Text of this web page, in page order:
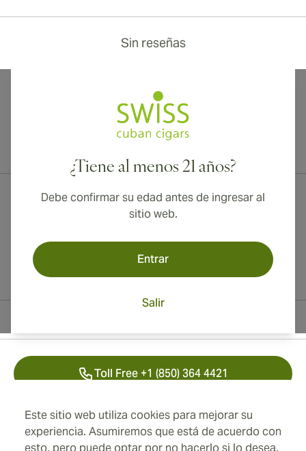
Este sitio web utiliza cookies para mejorar su
experiencia. Asumiremos que está de acuerdo con
esto, pero puede optar por no hacerlo si lo desea.
Sin reseñas
¿Tiene al menos 21 años?
Debe confirmar su edad antes de ingresar al
sitio web.
Entrar
Salir
Toll Free +1 (850) 364 4421
+41 22 518 44 43
info@swisscubancigars.com